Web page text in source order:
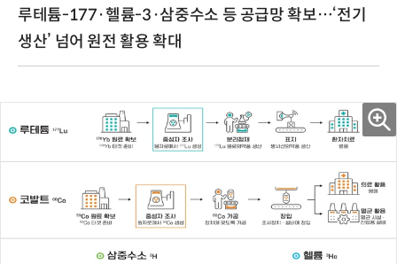
루테튬-177·헬륨-3·삼중수소 등 공급망 확보…‘전기
생산’ 넘어 원전 활용 확대